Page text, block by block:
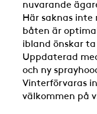
nuvarande
Här saknas
båten är
ibland önskar
Uppdaterad
och ny
Vinterförvaras
välkommen på